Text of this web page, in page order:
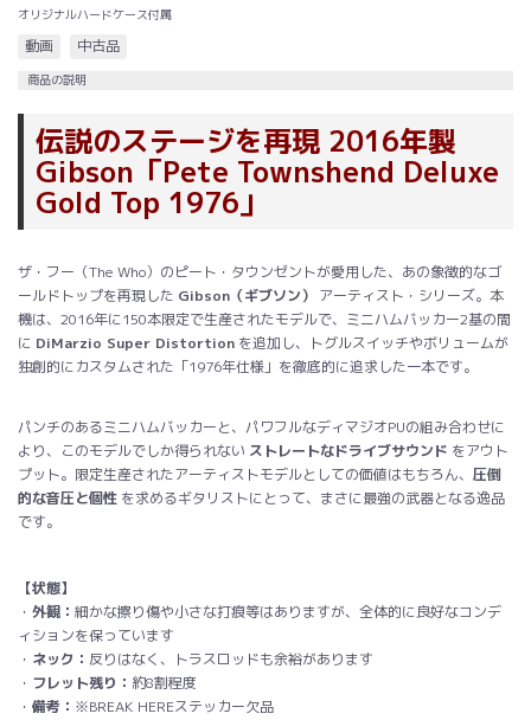
オリジナルハードケース付属
動画 中古品
商品の説明
伝説のステージを再現 2016年製
Gibson「Pete Townshend Deluxe
Gold Top 1976」
ザ・フー（The Who）のピート・タウンゼントが愛用した、あの象徴的なゴ
ールドトップを再現した Gibson（ギブソン） アーティスト・シリーズ。本
機は、2016年に150本限定で生産されたモデルで、ミニハムバッカー2基の間
に DiMarzio Super Distortion を追加し、トグルスイッチやボリュームが
独創的にカスタムされた「1976年仕様」を徹底的に追求した一本です。
パンチのあるミニハムバッカーと、パワフルなディマジオPUの組み合わせに
より、このモデルでしか得られない ストレートなドライブサウンド をアウト
プット。限定生産されたアーティストモデルとしての価値はもちろん、 圧倒
的な音圧と個性 を求めるギタリストにとって、まさに最強の武器となる逸品
です。
【状態】
・ 外観： 細かな擦り傷や小さな打痕等はありますが、全体的に良好なコンデ
ィションを保っています
・ ネック： 反りはなく、トラスロッドも余裕があります
・ フレット残り： 約8割程度
・ 備考： ※BREAK HEREステッカー欠品